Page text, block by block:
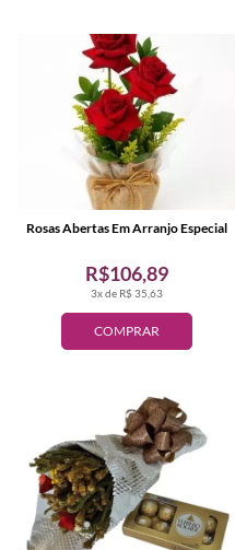
COMPRAR
3x de R$ 35,63
R$106,89
Rosas Abertas Em Arranjo Especial